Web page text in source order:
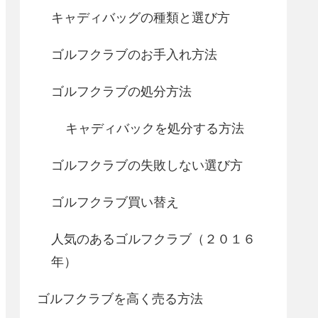
キャディバッグの種類と選び方
ゴルフクラブのお手入れ方法
ゴルフクラブの処分方法
キャディバックを処分する方法
ゴルフクラブの失敗しない選び方
ゴルフクラブ買い替え
人気のあるゴルフクラブ（２０１６
年）
ゴルフクラブを高く売る方法